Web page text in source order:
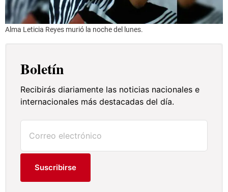
Alma Leticia Reyes murió la noche del lunes.
Boletín
Recibirás diariamente las noticias nacionales e
internacionales más destacadas del día.
Suscribirse